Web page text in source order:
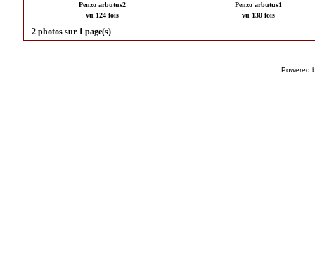
Penzo arbutus2
vu 124 fois
Penzo arbutus1
vu 130 fois
2 photos sur 1 page(s)
Powered